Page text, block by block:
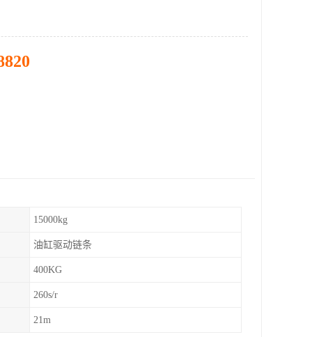
15000kg
油缸驱动链条
400KG
260s/r
21m